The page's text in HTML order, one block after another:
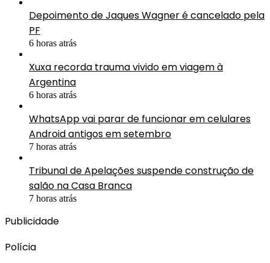
Depoimento de Jaques Wagner é cancelado pela
PF
6 horas atrás
Xuxa recorda trauma vivido em viagem à
Argentina
6 horas atrás
WhatsApp vai parar de funcionar em celulares
Android antigos em setembro
7 horas atrás
Tribunal de Apelações suspende construção de
salão na Casa Branca
7 horas atrás
Publicidade
Polícia